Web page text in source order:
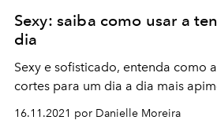
Sexy: saiba como usar a
dia
Sexy e sofisticado, entenda como
cortes para um dia a dia mais
16.11.2021 por Danielle Moreira